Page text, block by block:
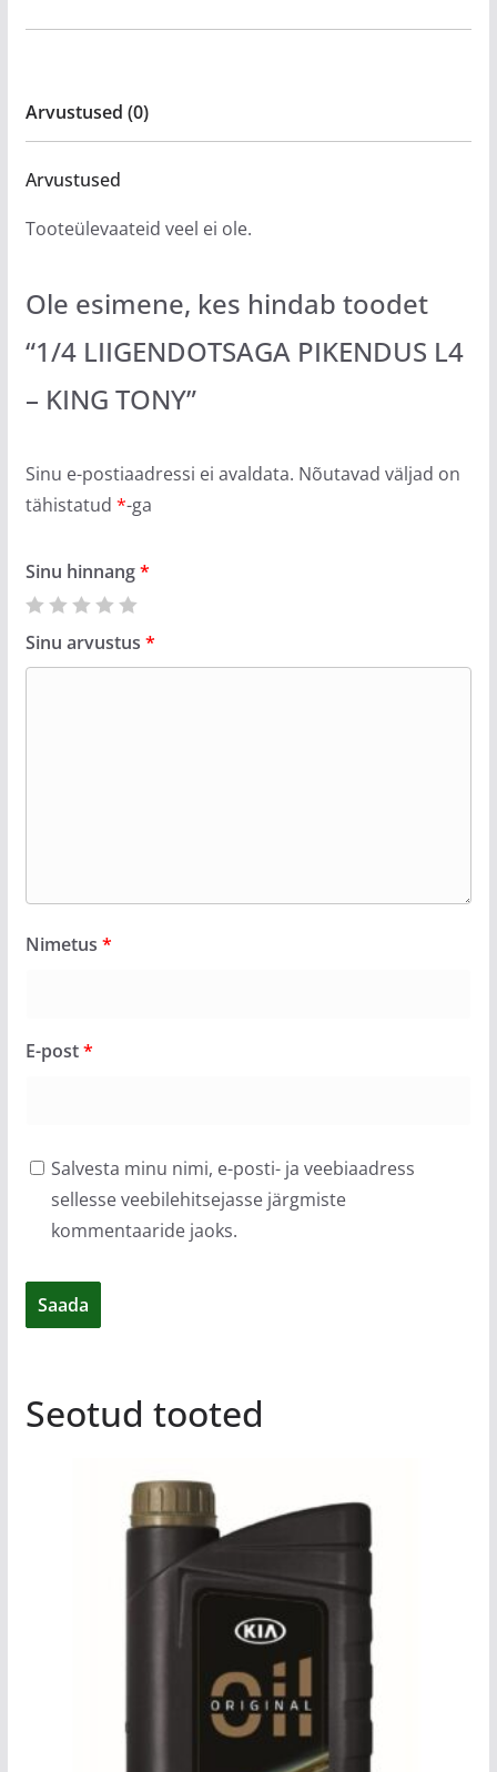
Arvustused (0)
Arvustused
Tooteülevaateid veel ei ole.
Ole esimene, kes hindab toodet
“1/4 LIIGENDOTSAGA PIKENDUS L4
– KING TONY”
Sinu e-postiaadressi ei avaldata. Nõutavad väljad on
tähistatud *-ga
Sinu hinnang*
Sinu arvustus *
Nimetus *
E-post*
Salvesta minu nimi, e-posti- ja veebiaadress
sellesse veebilehitsejasse järgmiste
kommentaaride jaoks.
Seotud tooted